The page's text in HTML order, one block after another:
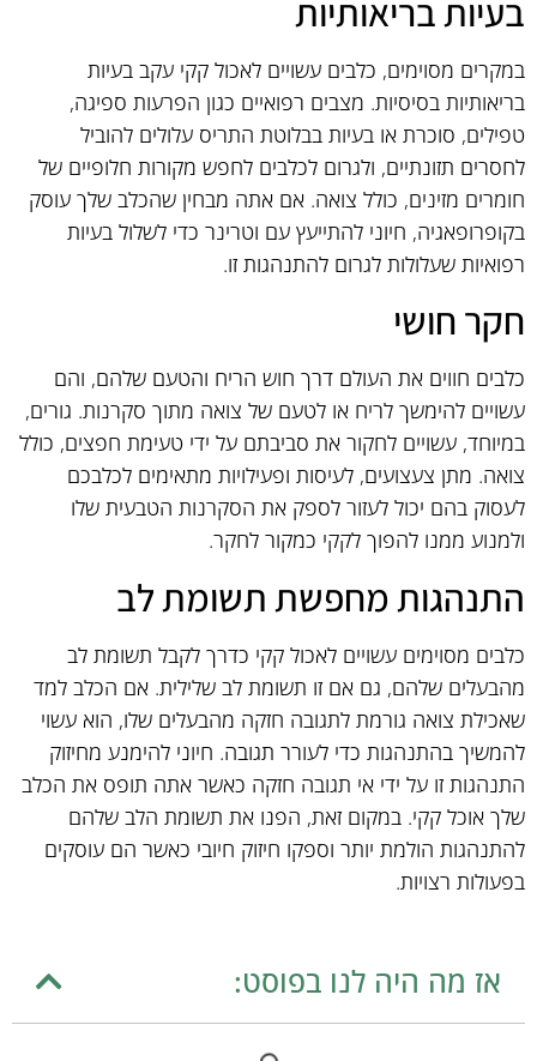
בעיות בריאותיות
במקרים מסוימים, כלבים עשויים לאכול קקי עקב בעיות
בריאותיות בסיסיות. מצבים רפואיים כגון הפרעות ספיגה,
טפילים, סוכרת או בעיות בבלוטת התריס עלולים להוביל
לחסרים תזונתיים, ולגרום לכלבים לחפש מקורות חלופיים של
חומרים מזינים, כולל צואה. אם אתה מבחין שהכלב שלך עוסק
בקופרופאגיה, חיוני להתייעץ עם וטרינר כדי לשלול בעיות
רפואיות שעלולות לגרום להתנהגות זו.
חקר חושי
כלבים חווים את העולם דרך חוש הריח והטעם שלהם, והם
עשויים להימשך לריח או לטעם של צואה מתוך סקרנות. גורים,
במיוחד, עשויים לחקור את סביבתם על ידי טעימת חפצים, כולל
צואה. מתן צעצועים, לעיסות ופעילויות מתאימים לכלבכם
לעסוק בהם יכול לעזור לספק את הסקרנות הטבעית שלו
ולמנוע ממנו להפוך לקקי כמקור לחקר.
התנהגות מחפשת תשומת לב
כלבים מסוימים עשויים לאכול קקי כדרך לקבל תשומת לב
מהבעלים שלהם, גם אם זו תשומת לב שלילית. אם הכלב למד
שאכילת צואה גורמת לתגובה חזקה מהבעלים שלו, הוא עשוי
להמשיך בהתנהגות כדי לעורר תגובה. חיוני להימנע מחיזוק
התנהגות זו על ידי אי תגובה חזקה כאשר אתה תופס את הכלב
שלך אוכל קקי. במקום זאת, הפנו את תשומת הלב שלהם
להתנהגות הולמת יותר וספקו חיזוק חיובי כאשר הם עוסקים
בפעולות רצויות.
אז מה היה לנו בפוסט: